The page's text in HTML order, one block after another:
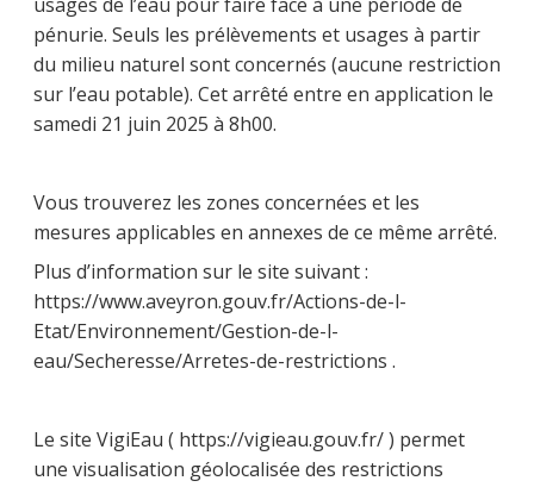
pénurie. Seuls les prélèvements et usages à partir
du milieu naturel sont concernés (aucune restriction
sur l’eau potable). Cet arrêté entre en application le
samedi 21 juin 2025 à 8h00.
Vous trouverez les zones concernées et les
mesures applicables en annexes de ce même arrêté.
Plus d’information sur le site suivant :
https://www.aveyron.gouv.fr/Actions-de-l-
Etat/Environnement/Gestion-de-l-
eau/Secheresse/Arretes-de-restrictions .
Le site VigiEau ( https://vigieau.gouv.fr/ ) permet
une visualisation géolocalisée des restrictions